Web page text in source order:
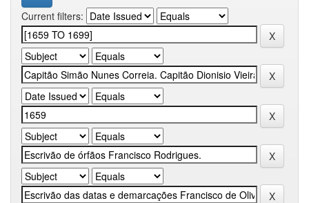
Current filters: